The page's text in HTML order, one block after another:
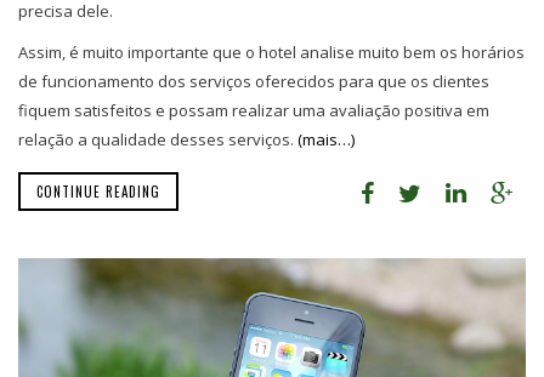
precisa dele.
Assim, é muito importante que o hotel analise muito bem os horários
de funcionamento dos serviços oferecidos para que os clientes
fiquem satisfeitos e possam realizar uma avaliação positiva em
relação a qualidade desses serviços. (mais…)
CONTINUE READING